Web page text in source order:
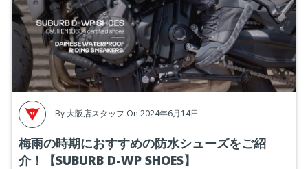
By 大阪店スタッフ On 2024年6月14日
梅雨の時期におすすめの防水シューズをご紹
介！【SUBURB D-WP SHOES】